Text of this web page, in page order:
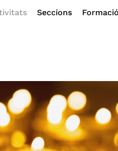
Seccions Formació